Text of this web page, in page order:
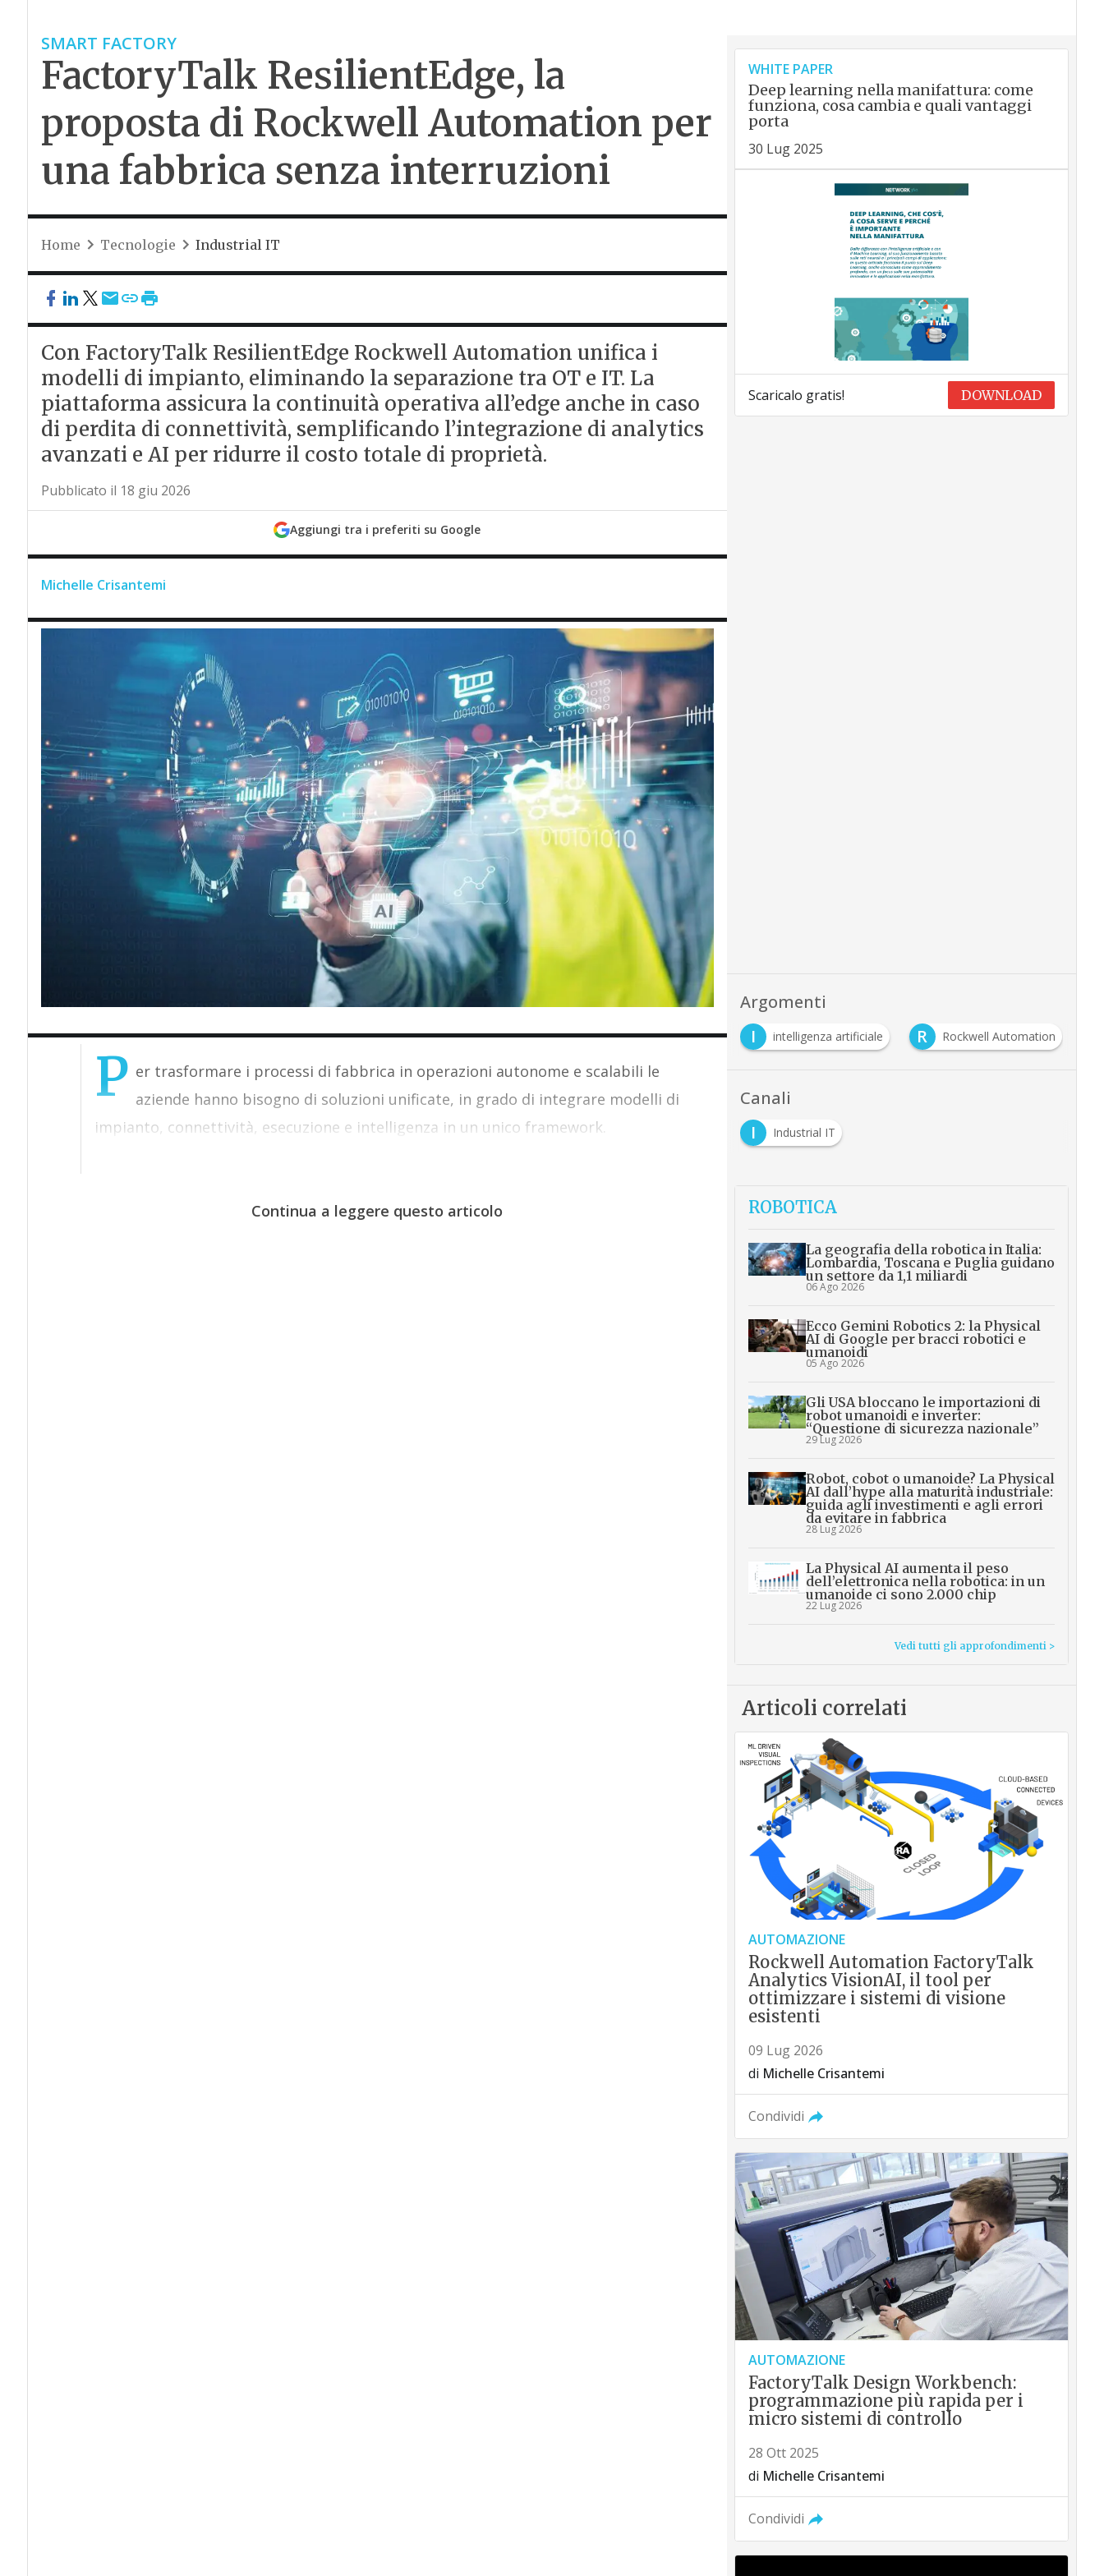
SMART FACTORY
FactoryTalk ResilientEdge, la
proposta di Rockwell Automation per
una fabbrica senza interruzioni
Home Tecnologie Industrial IT
Con FactoryTalk ResilientEdge Rockwell Automation unifica i
modelli di impianto, eliminando la separazione tra OT e IT. La
piattaforma assicura la continuità operativa all’edge anche in caso
di perdita di connettività, semplificando l’integrazione di analytics
avanzati e AI per ridurre il costo totale di proprietà.
Pubblicato il 18 giu 2026
Aggiungi tra i preferiti su Google
Michelle Crisantemi
P er trasformare i processi di fabbrica in operazioni autonome e scalabili le
aziende hanno bisogno di soluzioni unificate, in grado di integrare modelli di
impianto, connettività, esecuzione e intelligenza in un unico framework.
Continua a leggere questo articolo
WHITE PAPER
Deep learning nella manifattura: come
funziona, cosa cambia e quali vantaggi
porta
30 Lug 2025
Scaricalo gratis! DOWNLOAD
Argomenti
A
AI I intelligenza artificiale R Rockwell Automation
Canali
I
Industrial IT
ROBOTICA
La geografia della robotica in Italia:
Lombardia, Toscana e Puglia guidano
un settore da 1,1 miliardi
06 Ago 2026
Ecco Gemini Robotics 2: la Physical
AI di Google per bracci robotici e
umanoidi
05 Ago 2026
Gli USA bloccano le importazioni di
robot umanoidi e inverter:
“Questione di sicurezza nazionale”
29 Lug 2026
Robot, cobot o umanoide? La Physical
AI dall’hype alla maturità industriale:
guida agli investimenti e agli errori
da evitare in fabbrica
28 Lug 2026
La Physical AI aumenta il peso
dell’elettronica nella robotica: in un
umanoide ci sono 2.000 chip
22 Lug 2026
Vedi tutti gli approfondimenti >
Articoli correlati
AUTOMAZIONE
Rockwell Automation FactoryTalk
Analytics VisionAI, il tool per
ottimizzare i sistemi di visione
esistenti
09 Lug 2026
di Michelle Crisantemi
Condividi
AUTOMAZIONE
FactoryTalk Design Workbench:
programmazione più rapida per i
micro sistemi di controllo
28 Ott 2025
di Michelle Crisantemi
Condividi